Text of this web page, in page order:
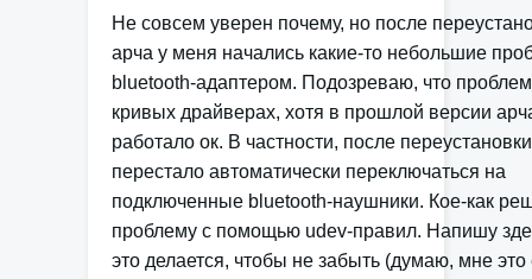
Не совсем уверен почему, но после
арча у меня начались какие-то небольшие
bluetooth-адаптером. Подозреваю, что
кривых драйверах, хотя в прошлой версии
работало ок. В частности, после переустановки
перестало автоматически переключаться на
подключенные bluetooth-наушники. Кое-как
проблему с помощью udev-правил. Напишу
это делается, чтобы не забыть (думаю, мне